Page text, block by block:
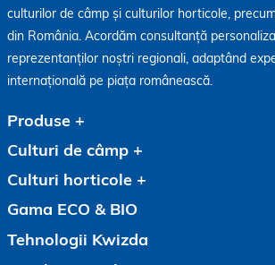
culturilor de câmp și culturilor horticole,
din România. Acordăm consultanță
reprezentanților noștri regionali, adaptând
internațională pe piața românească.
Produse
Culturi de câmp
Culturi horticole
Gama ECO & BIO
Tehnologii Kwizda